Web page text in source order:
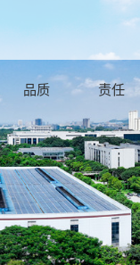
品质 责任